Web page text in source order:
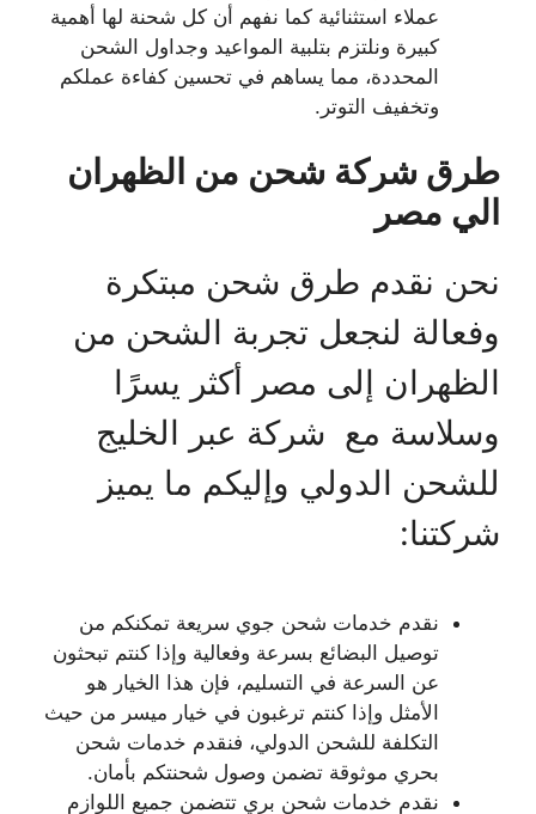
عملاء استثنائية كما نفهم أن كل شحنة لها أهمية
كبيرة ونلتزم بتلبية المواعيد وجداول الشحن
المحددة، مما يساهم في تحسين كفاءة عملكم
وتخفيف التوتر.
طرق شركة شحن من الظهران
الي مصر
نحن نقدم طرق شحن مبتكرة
وفعالة لنجعل تجربة الشحن من
الظهران إلى مصر أكثر يسرًا
وسلاسة مع شركة عبر الخليج
للشحن الدولي وإليكم ما يميز
شركتنا:
نقدم خدمات شحن جوي سريعة تمكنكم من
توصيل البضائع بسرعة وفعالية وإذا كنتم تبحثون
عن السرعة في التسليم، فإن هذا الخيار هو
الأمثل وإذا كنتم ترغبون في خيار ميسر من حيث
التكلفة للشحن الدولي، فنقدم خدمات شحن
بحري موثوقة تضمن وصول شحنتكم بأمان.
نقدم خدمات شحن بري تتضمن جميع اللوازم